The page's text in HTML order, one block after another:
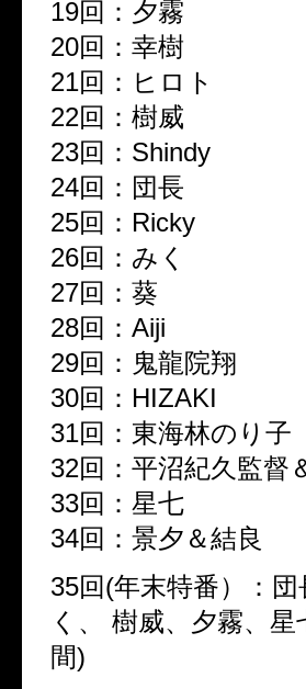
19回：夕霧
20回：幸樹
21回：ヒロト
22回：樹威
23回： Shindy
24回：団長
25回： Ricky
26回：みく
27回：葵
28回： Aiji
29回：鬼龍院翔
30回： HIZAKI
31回：東海林のり子
32回：平沼紀久監督
33回：星七
34回：景夕＆結良
35回(年末特番）：団
く、 樹威、夕霧、星
間)